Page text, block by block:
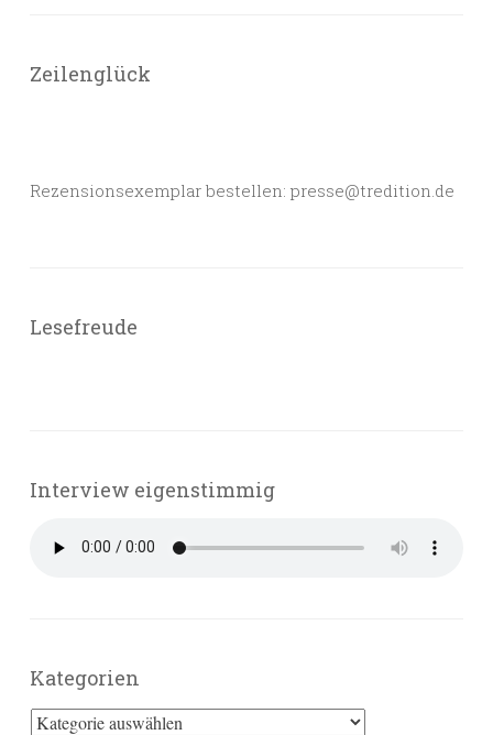
Zeilenglück
Rezensionsexemplar bestellen: presse@tredition.de
Lesefreude
Interview eigenstimmig
Kategorien
Kategorien